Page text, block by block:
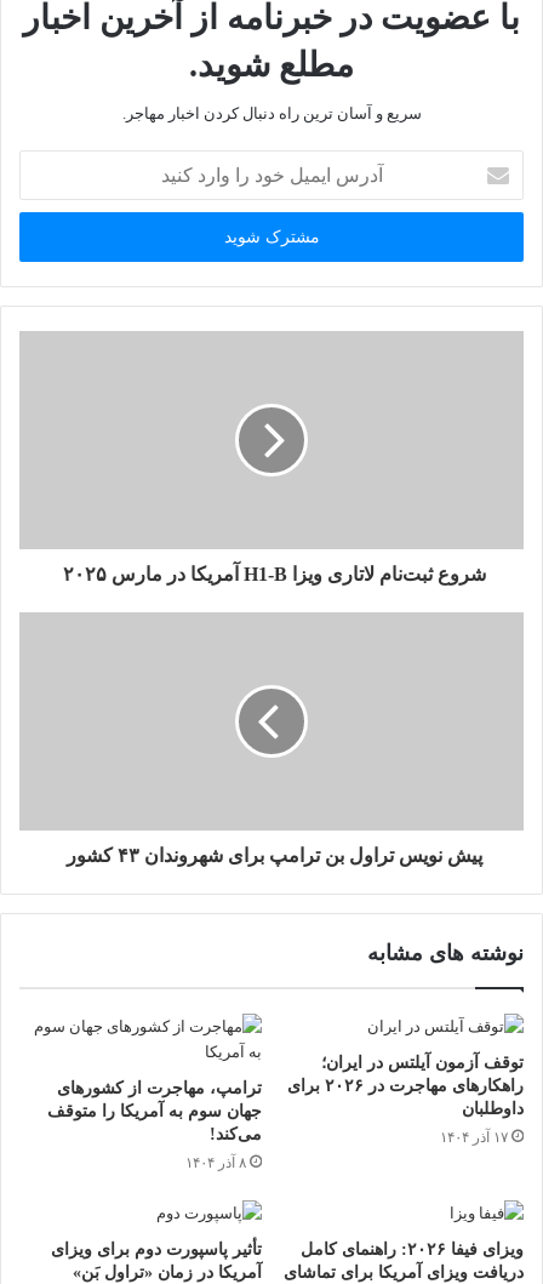
با عضویت در خبرنامه از آخرین اخبار
مطلع شوید.
سریع و آسان ترین راه دنبال کردن اخبار مهاجر.
ر
ا
ی
ا
شروع ثبت‌نام لاتاری ویزا H1-B آمریکا در مارس ۲۰۲۵
پیش نویس تراول بن ترامپ برای شهروندان ۴۳ کشور
نوشته های مشابه
توقف آزمون آیلتس در ایران؛
راهکارهای مهاجرت در ۲۰۲۶ برای
داوطلبان
۱۷ آذر ۱۴۰۴
ترامپ، مهاجرت از کشورهای
جهان سوم به آمریکا را متوقف
می‌کند!
۸ آذر ۱۴۰۴
ویزای فیفا ۲۰۲۶: راهنمای کامل
دریافت ویزای آمریکا برای تماشای
تأثیر پاسپورت دوم برای ویزای
آمریکا در زمان «تراول بَن»